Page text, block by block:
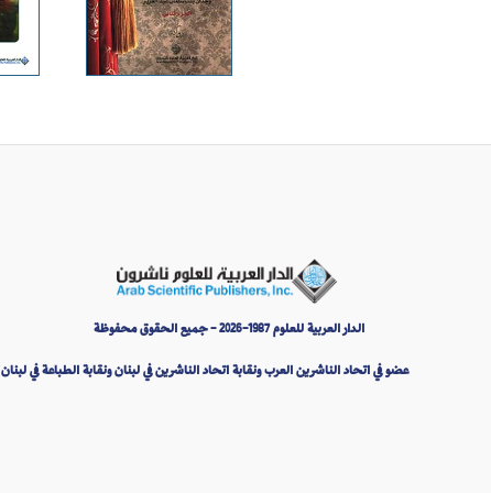
الدار العربية للعلوم 1987-2026 - جميع الحقوق محفوظة
عضو في اتحاد الناشرين العرب ونقابة اتحاد الناشرين في لبنان ونقابة الطباعة في لبنان